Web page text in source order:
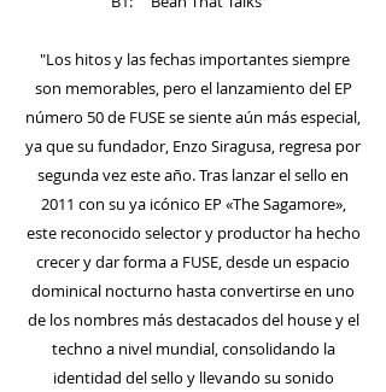
"Los hitos y las fechas importantes siempre
son memorables, pero el lanzamiento del EP
número 50 de FUSE se siente aún más especial,
ya que su fundador, Enzo Siragusa, regresa por
segunda vez este año. Tras lanzar el sello en
2011 con su ya icónico EP «The Sagamore»,
este reconocido selector y productor ha hecho
crecer y dar forma a FUSE, desde un espacio
dominical nocturno hasta convertirse en uno
de los nombres más destacados del house y el
techno a nivel mundial, consolidando la
identidad del sello y llevando su sonido